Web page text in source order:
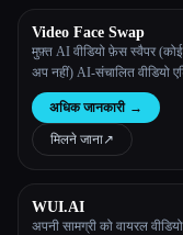
Video Face Swap
मुफ़्त AI वीडियो फ़ेस स्वैपर
अप नहीं) AI-संचालित वीडियो
टूल है, जो सभी कौशल स्तरों के
लिए आसानी से सहज, यथार्थवादी
स्वैप बनाता है।
अधिक जानकारी →
मिलने जाना↗︎
WUI.AI
अपनी सामग्री को वायरल